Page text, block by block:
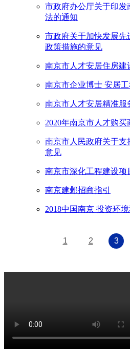
市政府办公厅关于印
法的通知
市政府关于加快发展
政策措施的意见
南京市人才安居住房建
南京市企业博士 安居
南京市人才安居精准服
2020年南京市人才购买
南京市人民政府关于
意见
南京市深化工程建设项
南京建邺招商指引
2018中国南京 投资环
1 2 3